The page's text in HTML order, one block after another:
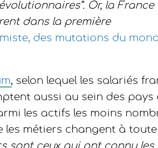
Or, la France
dans la première
des mutations du
, selon lequel les salariés
aussi au sein des pays
les actifs les moins
les métiers changent à toute
sont ceux qui ont connu les